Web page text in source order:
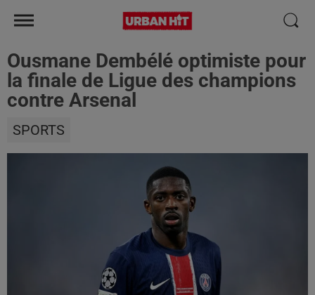
Ousmane Dembélé optimiste pour
la finale de Ligue des champions
contre Arsenal
SPORTS